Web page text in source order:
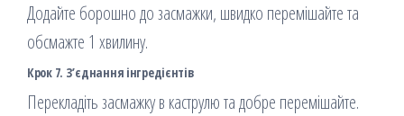
Додайте борошно до засмажки, швидко перемішайте та
обсмажте 1 хвилину.
Крок 7. З’єднання інгредієнтів
Перекладіть засмажку в каструлю та добре перемішайте.